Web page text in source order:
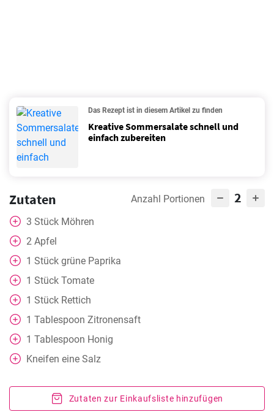
Das Rezept ist in diesem Artikel zu finden
Kreative Sommersalate schnell und
einfach zubereiten
Zutaten Anzahl Portionen 2
3 Stück Möhren
2 Apfel
1 Stück grüne Paprika
1 Stück Tomate
1 Stück Rettich
1 Tablespoon Zitronensaft
1 Tablespoon Honig
Kneifen eine Salz
Zutaten zur Einkaufsliste hinzufügen